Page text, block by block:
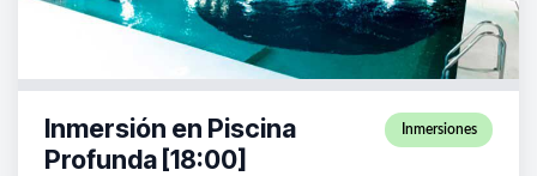
Inmersión en Piscina
Profunda [18:00]
Inmersiones